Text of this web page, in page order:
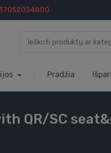
Pradžia
QR/SC